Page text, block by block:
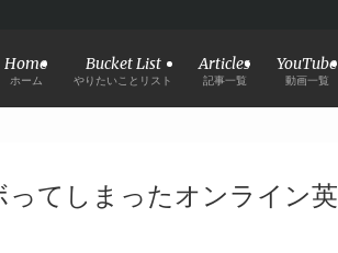
Home
ホーム
Bucket List
やりたいことリスト
Articles
記事一覧
YouTube
動画一覧
ってしまったオンライン英